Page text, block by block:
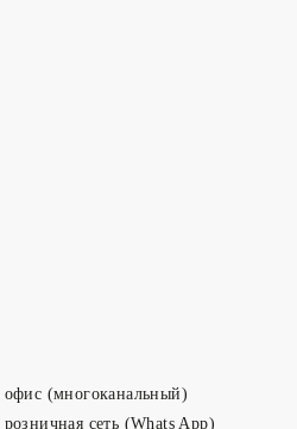
офис (многоканальный)
розничная сеть (Whats App)